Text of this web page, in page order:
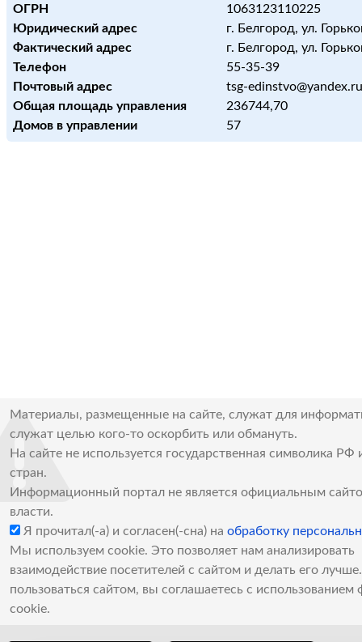
ОГРН
1063123110225
Юридический адрес
г. Белгород, ул.
Фактический адрес
г. Белгород, ул.
Телефон
55-35-39
Почтовый адрес
tsg-edinstvo@yandex.ru
Общая площадь управления
236744,70
Домов в управлении
57
Материалы, размещенные на сайте, служат для
служат целью кого-то оскорбить или обмануть.
На сайте не используется государственная символика РФ
стран.
Информационный портал не является официальным
власти.
Я прочитал(-а) и согласен(-сна) на обработку
Мы используем cookie. Это позволяет нам анализировать
взаимодействие посетителей с сайтом и делать его
пользоваться сайтом, вы соглашаетесь с использованием
cookie.